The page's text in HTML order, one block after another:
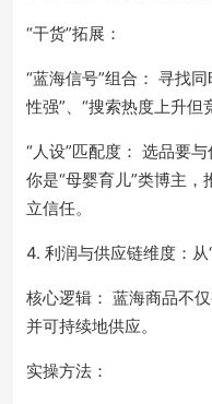
“干货”拓展：
“蓝海信号”组合： 寻找
性强”、“搜索热度上升但
“人设”匹配度： 选品要
你是“母婴育儿”类博主，
立信任。
4. 利润与供应链维度：从
核心逻辑： 蓝海商品不
并可持续地供应。
实操方法：